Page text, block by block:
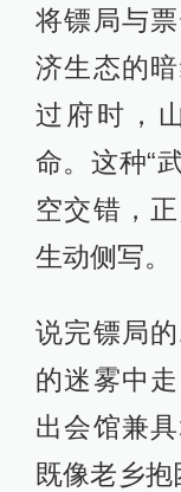
将镖局与
济生态的
过府时，
命。这种“
空交错，
生动侧写。
说完镖局
的迷雾中
出会馆兼
既像老乡抱